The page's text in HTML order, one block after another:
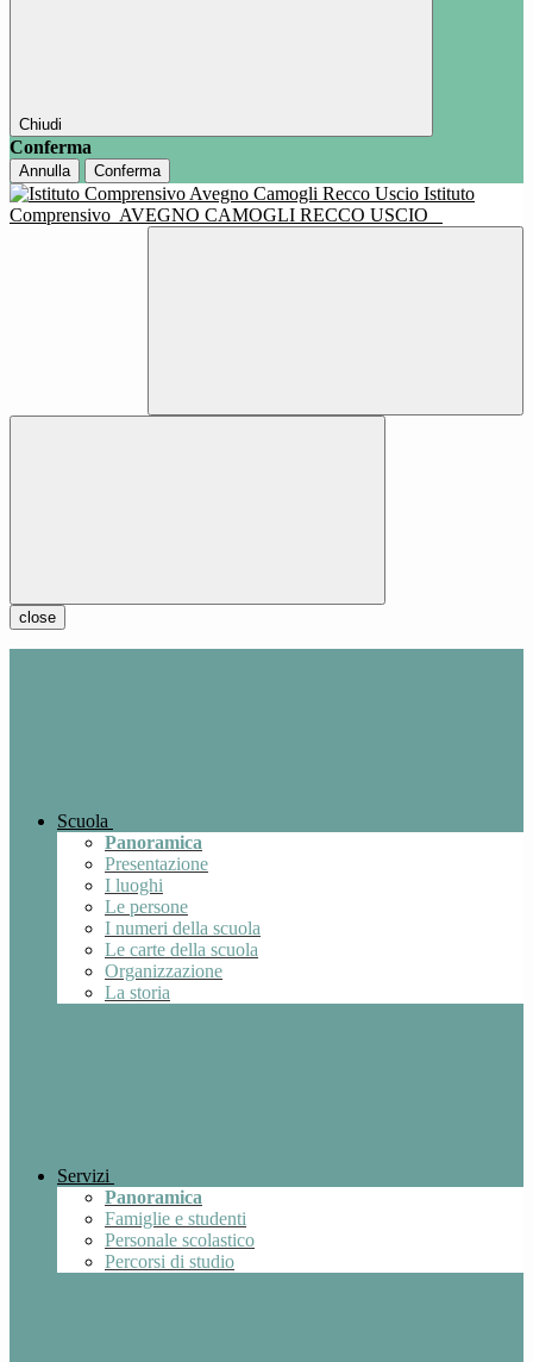
Chiudi
Conferma
Annulla Conferma
Istituto
Comprensivo AVEGNO CAMOGLI RECCO USCIO
close
Scuola
Panoramica
Presentazione
I luoghi
Le persone
I numeri della scuola
Le carte della scuola
Organizzazione
La storia
Servizi
Panoramica
Famiglie e studenti
Personale scolastico
Percorsi di studio